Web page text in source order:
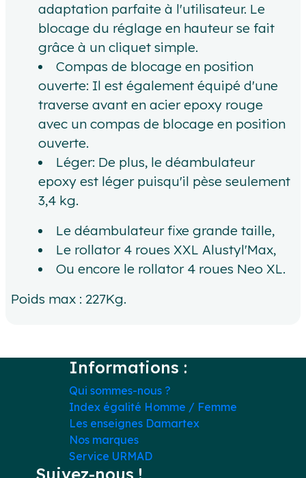
adaptation parfaite à l'utilisateur. Le
blocage du réglage en hauteur se fait
grâce à un cliquet simple.
Compas de blocage en position
ouverte: Il est également équipé d'une
traverse avant en acier epoxy rouge
avec un compas de blocage en position
ouverte.
Léger: De plus, le déambulateur
epoxy est léger puisqu'il pèse seulement
3,4 kg.
Le déambulateur fixe grande taille,
Le rollator 4 roues XXL Alustyl'Max,
Ou encore le rollator 4 roues Neo XL.
Poids max : 227Kg.
Informations :
Qui sommes-nous ?
Index égalité Homme / Femme
Les enseignes Damartex
Nos marques
Service URMAD